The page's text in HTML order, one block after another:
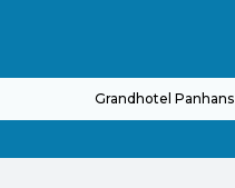
Grandhotel Panhans